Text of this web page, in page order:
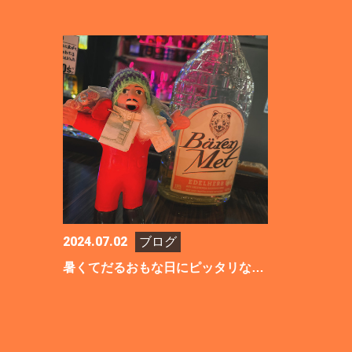
2024.07.02
ブログ
暑くてだるおもな日にピッタリなドリンク🍋 .*゜